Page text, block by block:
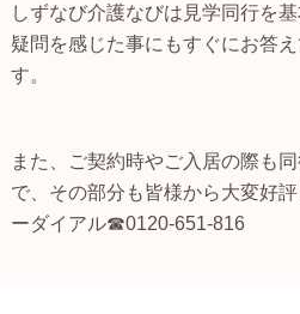
しずなび介護なびは見学同行を
疑問を感じた事にもすぐにお答
す。
また、ご契約時やご入居の際も
で、その部分も皆様から大変好
ーダイアル☎0120-651-816